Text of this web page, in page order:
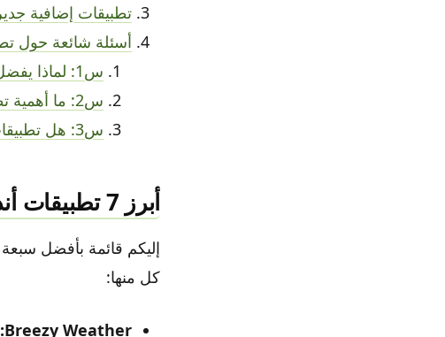
تطبيقات إضافية
أسئلة شائعة حول
س1: لماذا يفضل البعض تطبيقات بديلة لـ YouTube Music ReVanced؟
س2: ما أهمية تطبيقات تتبع العادات مثل HabStick؟
س3: هل تطبيقات مزامنة الملفات السحابية مثل FolderSync آمنة؟
أبرز 7 تطبيقات أندرويد أساسية للاستخدام اليومي
إليكم قائمة بأفضل
كل منها:
Breezy Weather: